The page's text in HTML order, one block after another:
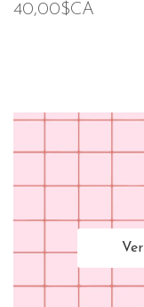
40,00$CA